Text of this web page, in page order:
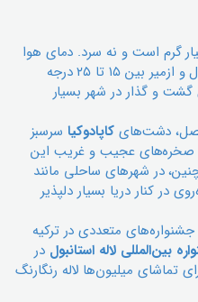
گرم است و نه سرد. دمای هوا
در شهرهای بزرگ مانند استانبول و ازمیر بین ۱۵ تا ۲۵ درجه
گشت و گذار در شهر بسیار
دشت‌هایکاپادوکیاسرسبز
صخره‌های عجیب و غریب این
در شهرهای ساحلی مانند
در کنار دریا بسیار دلپذیر
جشنواره‌های متعددی در ترکیه
بین‌المللی لاله استانبول در
تماشای میلیون‌ها لاله رنگارنگ